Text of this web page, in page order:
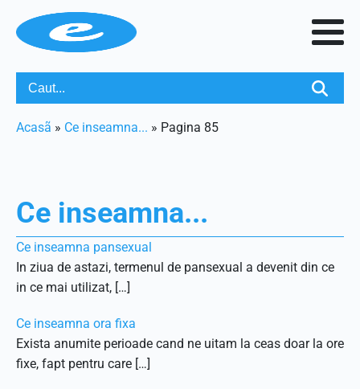
Acasã » Ce inseamna... » Pagina 85
Ce inseamna...
Ce inseamna pansexual
In ziua de astazi, termenul de pansexual a devenit din ce
in ce mai utilizat, […]
Ce inseamna ora fixa
Exista anumite perioade cand ne uitam la ceas doar la ore
fixe, fapt pentru care […]